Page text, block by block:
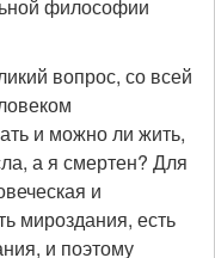
философии
вопрос, со всей
и можно ли жить,
а я смертен? Для
и
мироздания, есть
и поэтому